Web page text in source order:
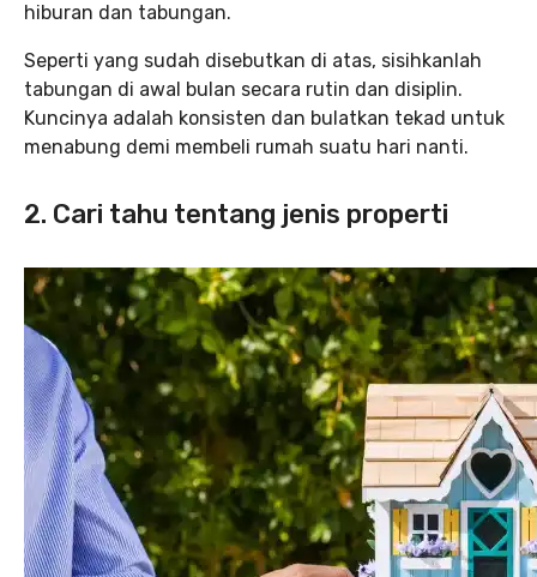
hiburan dan tabungan.
Seperti yang sudah disebutkan di atas, sisihkanlah
tabungan di awal bulan secara rutin dan disiplin.
Kuncinya adalah konsisten dan bulatkan tekad untuk
menabung demi membeli rumah suatu hari nanti.
2. Cari tahu tentang jenis properti